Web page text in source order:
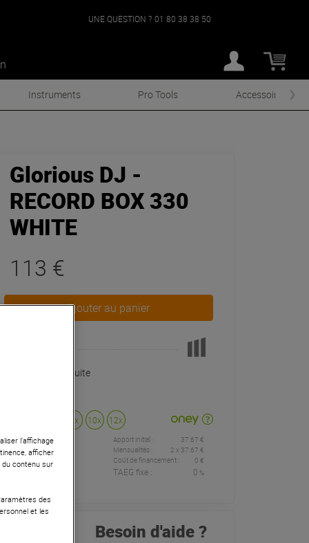
UNE QUESTION ? 01 80 38 38 50
Instruments Pro Tools Accessoires
Glorious DJ -
RECORD BOX 330
WHITE
113 €
Ajouter au panier
Livraison Gratuite
4x 10x 12x
37,67 € Apport initial :
37.67 €
Mensualités :
2 x 37.67 €
Coût de financement :
0 €
TAEG fixe : 0 %
Besoin d'aide ?
l’affichage
afficher
contenu sur
des
et les